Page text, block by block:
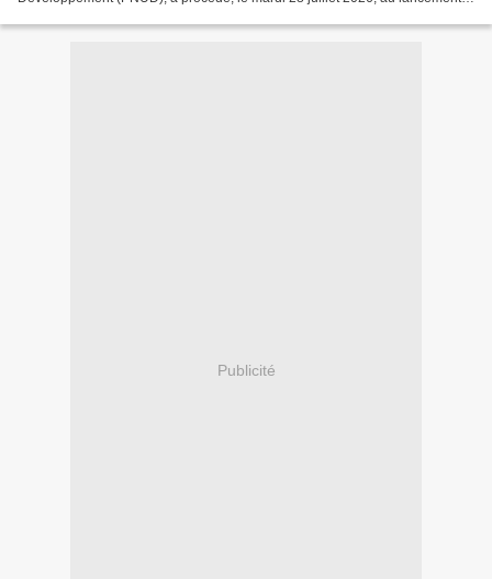
Publicité